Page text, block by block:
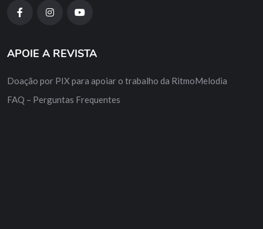
APOIE A REVISTA
Doação por PIX para apoiar o trabalho da RitmoMelodia
FAQ – Perguntas Frequentes